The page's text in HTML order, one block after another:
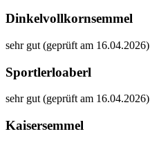
Dinkelvollkornsemmel
sehr gut (geprüft am 16.04.2026)
Sportlerloaberl
sehr gut (geprüft am 16.04.2026)
Kaisersemmel